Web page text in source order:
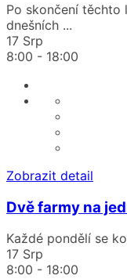
Po skončení těchto
dnešních ...
17 Srp
8:00 - 18:00
Zobrazit detail
Dvě farmy na
Každé pondělí se
17 Srp
8:00 - 18:00